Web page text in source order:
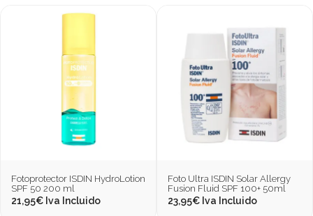
Fotoprotector ISDIN HydroLotion
SPF 50 200 ml
21,95€ Iva Incluido
Foto Ultra ISDIN Solar Allergy
Fusion Fluid SPF 100+ 50ml
23,95€ Iva Incluido